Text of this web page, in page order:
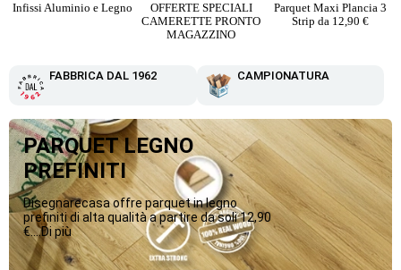
Infissi Aluminio e Legno
OFFERTE SPECIALI
CAMERETTE PRONTO
MAGAZZINO
Parquet Maxi Plancia 3
Strip da 12,90 €
FABBRICA DAL 1962 CAMPIONATURA
PARQUET LEGNO
PREFINITI
Disegnarecasa offre parquet in legno
prefiniti di alta qualità a partire da soli 12,90
€....Di più